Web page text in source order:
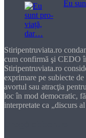
Eu
Stiripentruviata.ro
cum confirmă şi CEDO
Stiripentruviata.ro
exprimare pe subiecte
avortul sau atracţia
loc în mod democratic,
interpretate ca „discurs